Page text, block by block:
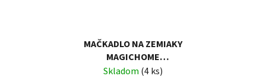
MAČKADLO NA ZEMIAKY
MAGICHOME
10,5X8,4X23,5 CM
Skladom (4 ks)